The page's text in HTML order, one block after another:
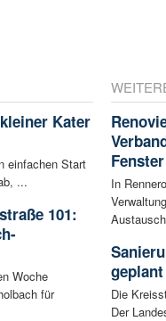
Kater
einfachen Start
...
101:
Woche
für
In
geplant
Die
Der